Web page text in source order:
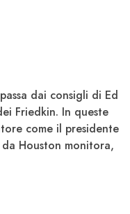
dai consigli di Ed
Friedkin. In queste
come il presidente
Houston monitora,